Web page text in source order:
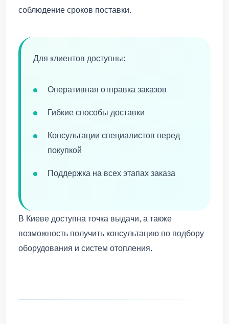
соблюдение сроков поставки.
Для клиентов доступны:
Оперативная отправка заказов
Гибкие способы доставки
Консультации специалистов перед
покупкой
Поддержка на всех этапах заказа
В Киеве доступна точка выдачи, а также
возможность получить консультацию по подбору
оборудования и систем отопления.